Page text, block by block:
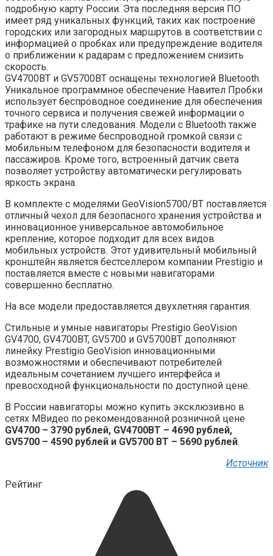
подробную карту России. Эта последняя версия ПО
имеет ряд уникальных функций, таких как построение
городских или загородных маршрутов в соответствии с
информацией о пробках или предупреждение водителя
о приближении к радарам с предложением снизить
скорость.
GV4700BT и GV5700BT оснащены технологией Bluetooth.
Уникальное программное обеспечение Навител Пробки
использует беспроводное соединение для обеспечения
точного сервиса и получения свежей информации о
трафике на пути следования. Модели с Bluetooth также
работают в режиме беспроводной громкой связи с
мобильным телефоном для безопасности водителя и
пассажиров. Кроме того, встроенный датчик света
позволяет устройству автоматически регулировать
яркость экрана.
В комплекте с моделями GeoVision5700/ВТ поставляется
отличный чехол для безопасного хранения устройства и
инновационное универсальное автомобильное
крепление, которое подходит для всех видов
мобильных устройств. Этот удивительный мобильный
кронштейн является бестселлером компании Prestigio и
поставляется вместе с новыми навигаторами
совершенно бесплатно.
На все модели предоставляется двухлетняя гарантия.
Стильные и умные навигаторы Prestigio GeoVision
GV4700, GV4700BT, GV5700 и GV5700BT дополняют
линейку Prestigio GeoVision инновационными
возможностями и обеспечивают потребителей
идеальным сочетанием лучшего интерфейса и
превосходной функциональности по доступной цене.
В России навигаторы можно купить эксклюзивно в
сетях МВидео по рекомендованной розничной цене
GV4700 – 3790 рублей, GV4700BT – 4690 рублей,
GV5700 – 4590 рублей и GV5700 BT – 5690 рублей.
Источник
Рейтинг